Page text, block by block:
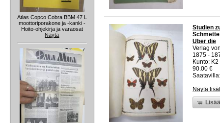
Atlas Copco Cobra BBM 47 L
moottoriporakone ja -kanki -
Hoito-ohjekirja ja varaosat
Näytä
Studien
Über die
Verlag
1875 -
Kunto:
90.00 €
Näytä